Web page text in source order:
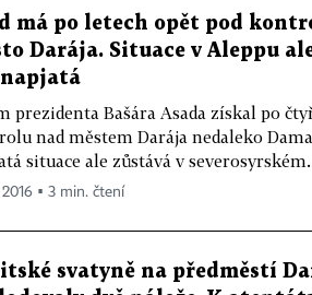
má po letech opět pod
Darája. Situace v Aleppu
prezidenta Bašára Asada získal po
nad městem Darája nedaleko
situace ale zůstává v
▪ 3 min. čtení
svatyně na předměstí